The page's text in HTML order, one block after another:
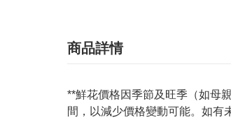
商品詳情
**鮮花價格因季節及旺季（如母
間，以減少價格變動可能。如有